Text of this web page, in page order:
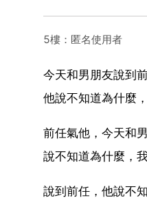
5樓：匿名使用者
今天和男朋友說到
他說不知道為什麼
前任氣他，今天和
說不知道為什麼，
說到前任，他說不